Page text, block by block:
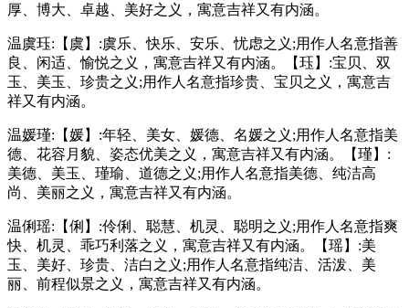
厚、博大、卓越、美好之义，寓意吉祥又有内涵。
温虞珏:【虞】:虞乐、快乐、安乐、忧虑之义;用作人名意指善
良、闲适、愉悦之义，寓意吉祥又有内涵。【珏】:宝贝、双
玉、美玉、珍贵之义;用作人名意指珍贵、宝贝之义，寓意吉
祥又有内涵。
温媛瑾:【媛】:年轻、美女、媛德、名媛之义;用作人名意指美
德、花容月貌、姿态优美之义，寓意吉祥又有内涵。【瑾】:
美德、美玉、瑾瑜、道德之义;用作人名意指美德、纯洁高
尚、美丽之义，寓意吉祥又有内涵。
温俐瑶:【俐】:伶俐、聪慧、机灵、聪明之义;用作人名意指爽
快、机灵、乖巧利落之义，寓意吉祥又有内涵。【瑶】:美
玉、美好、珍贵、洁白之义;用作人名意指纯洁、活泼、美
丽、前程似景之义，寓意吉祥又有内涵。